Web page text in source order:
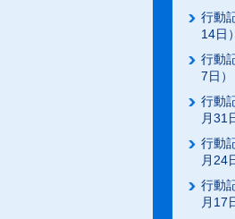
行動
14日）
行動
7日）
行動
月31
行動
月24
行動
月17